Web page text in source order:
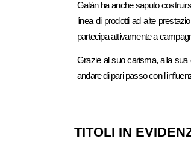
Galán ha anche saputo
linea di prodotti ad alte
partecipa attivamente a
Grazie al suo carisma, alla sua
andare di pari passo con
TITOLI IN